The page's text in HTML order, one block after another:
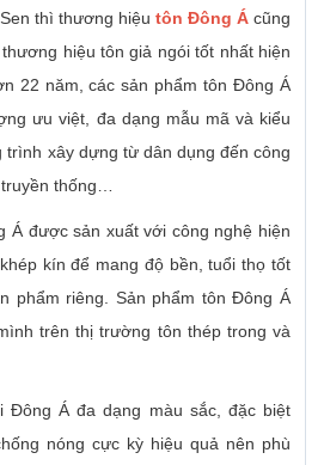
thì thương hiệu tôn Đông Á cũng
hiệu tôn giả ngói tốt nhất hiện
22 năm, các sản phẩm tôn Đông Á
ưu việt, đa dạng mẫu mã và kiểu
trình xây dựng từ dân dụng đến công
thống…
Á được sản xuất với công nghệ hiện
kín để mang độ bền, tuổi thọ tốt
phẩm riêng. Sản phẩm tôn Đông Á
trên thị trường tôn thép trong và
Đông Á đa dạng màu sắc, đặc biệt
nóng cực kỳ hiệu quả nên phù